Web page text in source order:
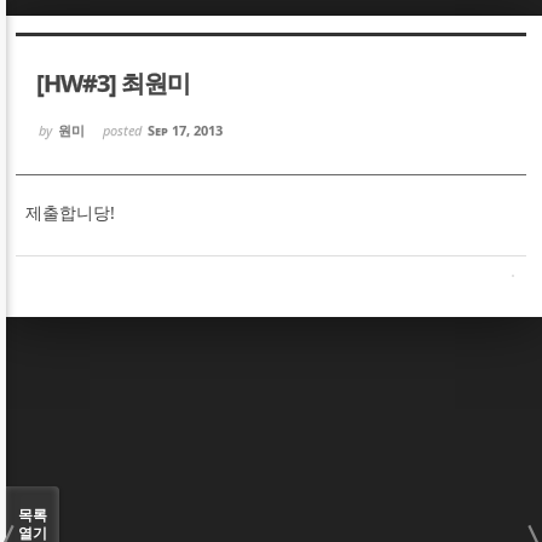
[HW#3] 최원미
by 원미 posted Sep 17, 2013
제출합니당!
목록
열기
Sketchbook5, 스케치북5
Sketchbook5, 스케치북5
Sketchbook5, 스케치북5
Sketchbook5, 스케치북5